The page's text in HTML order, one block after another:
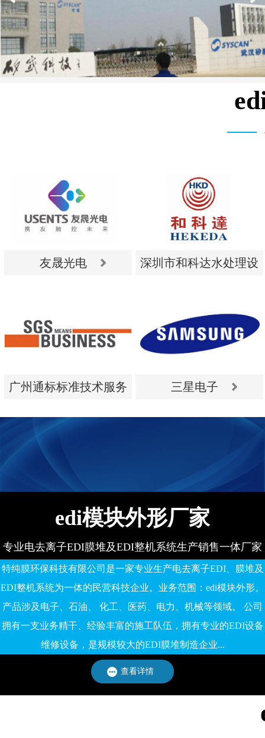
友晟光电
友晟光电
深圳市和科达水处理设
深圳市和科达水处理设
备有限公司
广州通标标准技术服务
广州通标标准技术服务
有限公司
三星电子
edi模块外形厂家
专业电去离子EDI膜堆及EDI整机系统生产销售一体厂家
特纯膜环保科技有限公司是一家专业生产电去离子EDI、膜堆及
EDI整机系统为一体的民营科技企业。业务范围：edi模块外形。
产品涉及电子、石油、 化工、医药、电力、机械等领域。 公司
拥有一支业务精干、经验丰富的施工队伍，拥有专业的EDI设备
维修设备，是规模较大的EDI膜堆制造企业...
查看详情